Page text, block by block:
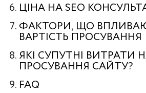
ЦІНА НА SEO
ФАКТОРИ, ЩО
ВАРТІСТЬ ПРОСУВАННЯ
ЯКІ СУПУТНІ ВИТРАТИ
ПРОСУВАННЯ САЙТУ?
FAQ